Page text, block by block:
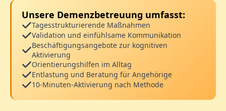
Unsere Demenzbetreuung umfasst:
Tagesstrukturierende Maßnahmen
Validation und einfühlsame Kommunikation
Beschäftigungsangebote zur kognitiven
Aktivierung
Orientierungshilfen im Alltag
Entlastung und Beratung für Angehörige
10-Minuten-Aktivierung nach Methode